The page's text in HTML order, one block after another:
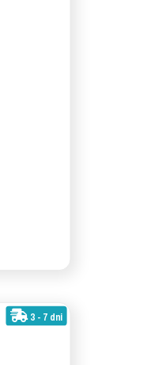
3 - 7 dni